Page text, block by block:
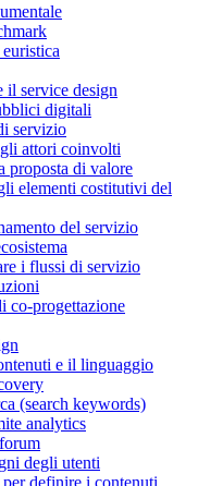
il service design
digitali
servizio
attori coinvolti
proposta di valore
elementi costitutivi del
del servizio
i flussi di servizio
co-progettazione
e il linguaggio
(search keywords)
analytics
degli utenti
definire i contenuti